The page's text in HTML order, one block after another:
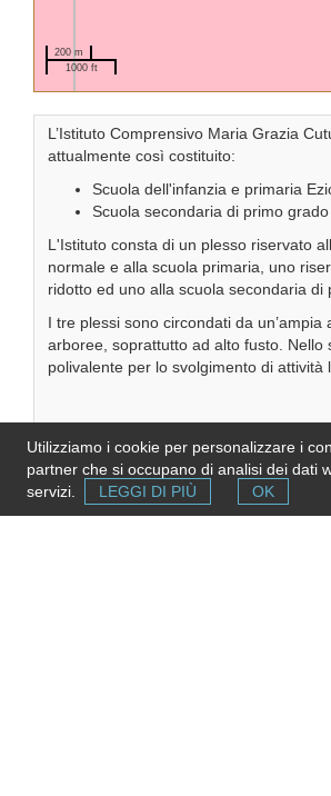
200 m
1000 ft
L’Istituto Comprensivo Maria Grazia
attualmente così costituito:
Scuola dell'infanzia e primaria
Scuola secondaria di primo
L'Istituto consta di un plesso riservato
normale e alla scuola primaria, uno
ridotto ed uno alla scuola secondaria di
I tre plessi sono circondati da
arboree, soprattutto ad alto fusto.
polivalente per lo svolgimento di attività
Utilizziamo i cookie per personalizzare i
partner che si occupano di analisi dei dati
servizi.
LEGGI DI PIÙ OK